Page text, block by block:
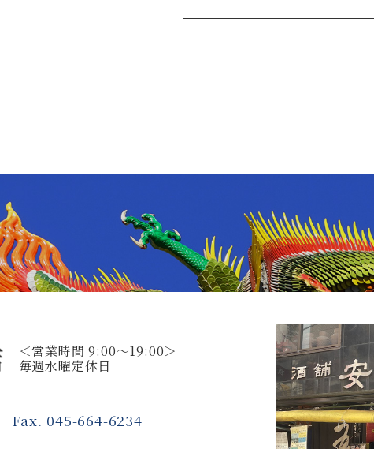
＜営業時間 9:00～19:00＞
毎週水曜定休日
Fax. 045-664-6234